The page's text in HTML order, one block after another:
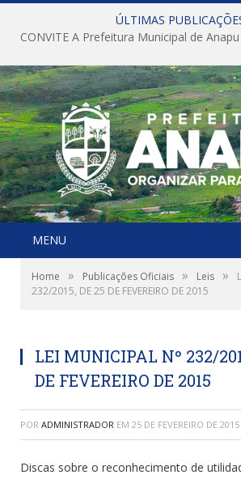
ÚLTIMAS
MENU
Home » Publicações Oficiais » Leis »
232/2015, DE 25 DE FEVEREIRO DE 2015
LEI MUNICIPAL Nº 232/
DE FEVEREIRO DE 2015
POR ADMINISTRADOR EM 25 DE FEVEREIRO DE 2015
Discas sobre o reconhecimento de